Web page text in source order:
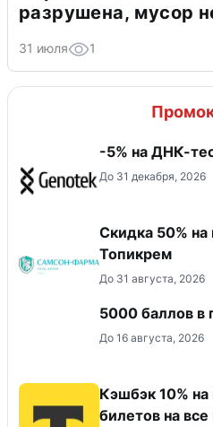
разрушена, мусор
31 июля 1
-5% на ДНК-
До 31 декабря, 2026
Скидка 50% на
Топикрем
До 31 августа, 2026
5000 баллов в
До 16 августа, 2026
Кэшбэк 10%
билетов на